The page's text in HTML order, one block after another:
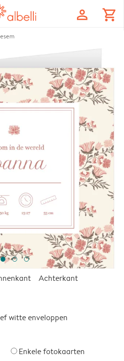
profile shopping_cart
Achterkant
witte enveloppen
Enkele fotokaarten